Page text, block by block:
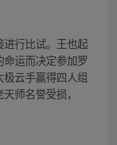
行比试。王也起
运而决定参加罗
云手赢得四人组
师名誉受损，